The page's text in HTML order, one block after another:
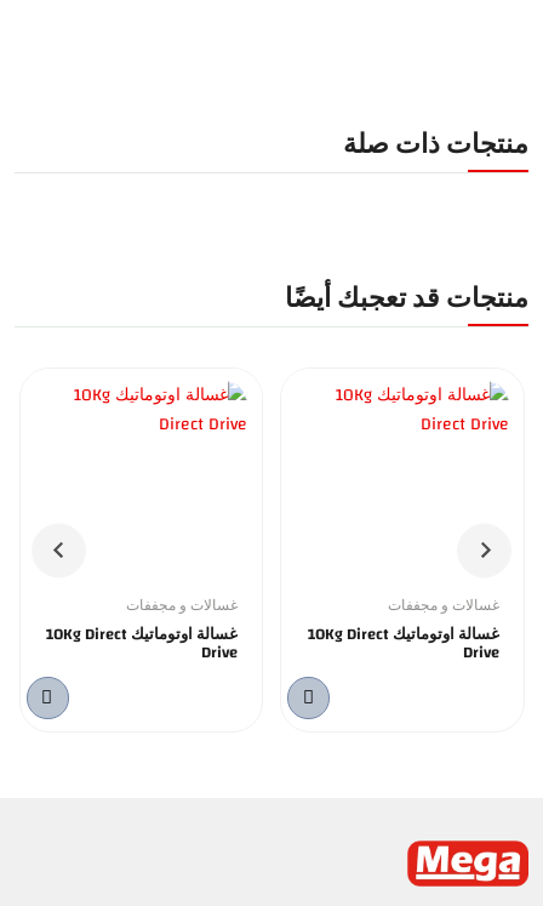
منتجات ذات صلة
منتجات قد تعجبك أيضًا
غسالات و مجففات
غسالة اوتوماتيك 10Kg Direct
Drive
غسالات و مجففات
غسالة اوتوماتيك 10Kg Direct
Drive